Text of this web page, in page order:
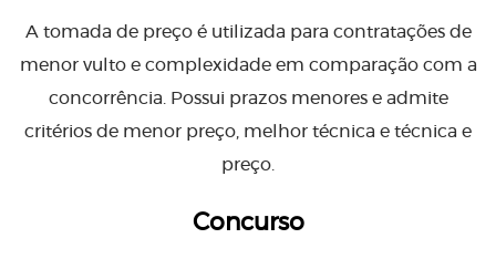
A tomada de preço é utilizada para contratações de
menor vulto e complexidade em comparação com a
concorrência. Possui prazos menores e admite
critérios de menor preço, melhor técnica e técnica e
preço.
Concurso